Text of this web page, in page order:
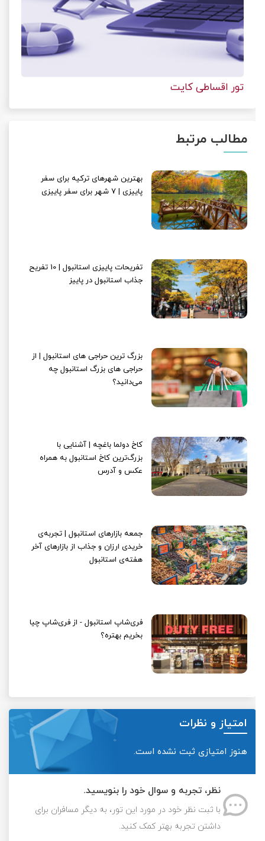
تور اقساطی کایت
مطالب مرتبط
بهترین شهرهای ترکیه برای سفر
پاییزی | 7 شهر برای سفر پاییزی
تفریحات پاییزی استانبول | 10 تفریح
جذاب استانبول در پاییز
بزرگ ترین حراجی های استانبول | از
حراجی های بزرگ استانبول چه
می‌دانید؟
کاخ دولما باغچه‌ | آشنایی با
بزرگ‌ترین کاخ استانبول به همراه
عکس و آدرس
جمعه بازارهای استانبول | تجربه‌ی
خریدی ارزان و جذاب از بازارهای آخر
هفته‌ی استانبول
فری‌شاپ استانبول - از فری‌شاپ چیا
بخریم بهتره؟
امتیاز و نظرات
هنوز امتیازی ثبت نشده است.
نظر، تجربه و سوال خود را بنویسید.
با ثبت نظر خود در مورد این تور، به دیگر مسافران برای
داشتن تجربه بهتر کمک کنید.